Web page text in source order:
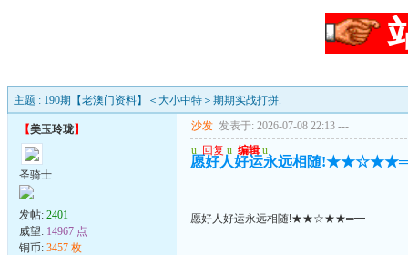
主题 : 190期【老澳门资料】＜大小中特＞期期实战打拼.
【美玉玲珑】
圣骑士
发帖: 2401
威望: 14967 点
铜币: 3457 枚
沙发 发表于: 2026-07-08 22:13 ---
u 回复 u 编辑 u
愿好人好运永远相随
愿好人好运永远相随!★★☆★★═━